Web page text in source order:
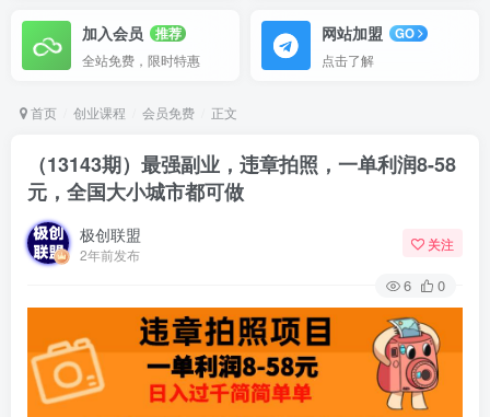
加入会员
推荐
全站免费，限时特惠
网站加盟
GO
点击了解
首页 创业课程 会员免费 正文
（13143期）最强副业，违章拍照，一单利润8-58
元，全国大小城市都可做
极创联盟
2年前发布
关注
6 0